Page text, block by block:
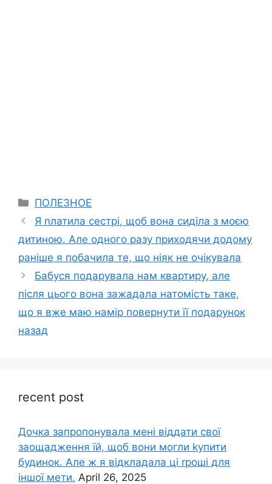
Categories
ПОЛЕЗНОЕ
Я nлатила сестрі, щоб вона сиділа з моєю
дитиною. Але одного разу приходячи додому
раніше я побачила те, що ніяк не очікувала
Бабуся подарувала нам квартиру, але
після цього вона зажадала натомість таке,
що я вже маю намір повернути її подарунок
назад
recent post
Дочка запpопонувала мені віддати свої
заощадження їй, щоб вони могли kупити
будинок. Але ж я відкладала ці rроші для
іншої мети. April 26, 2025